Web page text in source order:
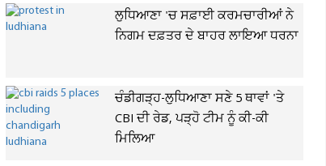
ਲੁਧਿਆਣਾ 'ਚ ਸਫ਼ਾਈ ਕਰਮਚਾਰੀਆਂ ਨੇ
ਨਿਗਮ ਦਫ਼ਤਰ ਦੇ ਬਾਹਰ ਲਾਇਆ ਧਰਨਾ
ਚੰਡੀਗੜ੍ਹ-ਲੁਧਿਆਣਾ ਸਣੇ 5 ਥਾਵਾਂ 'ਤੇ
CBI ਦੀ ਰੇਡ, ਪੜ੍ਹੋ ਟੀਮ ਨੂੰ ਕੀ-ਕੀ
ਮਿਲਿਆ